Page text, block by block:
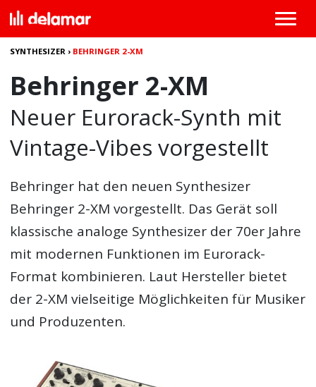
SYNTHESIZER › BEHRINGER 2-XM
Behringer 2-XM
Neuer Eurorack-Synth mit
Vintage-Vibes vorgestellt
Behringer hat den neuen Synthesizer
Behringer 2-XM vorgestellt. Das Gerät soll
klassische analoge Synthesizer der 70er Jahre
mit modernen Funktionen im Eurorack-
Format kombinieren. Laut Hersteller bietet
der 2-XM vielseitige Möglichkeiten für Musiker
und Produzenten.